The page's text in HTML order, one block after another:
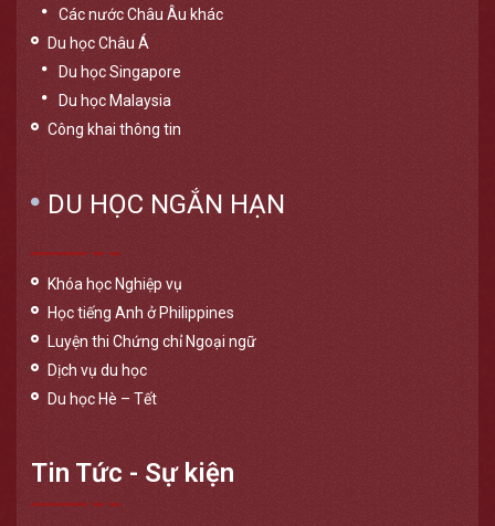
Các nước Châu Âu khác
Du học Châu Á
Du học Singapore
Du học Malaysia
Công khai thông tin
DU HỌC NGẮN HẠN
Khóa học Nghiệp vụ
Học tiếng Anh ở Philippines
Luyện thi Chứng chỉ Ngoại ngữ
Dịch vụ du học
Du học Hè – Tết
Tin Tức - Sự kiện